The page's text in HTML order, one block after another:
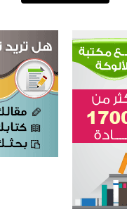
لمسابقة حفظ وتلاوة القرآن الكريم